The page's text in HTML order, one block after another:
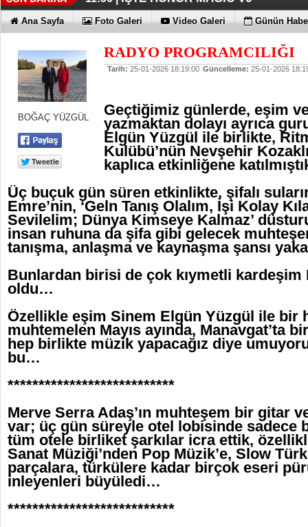
11:53 |TECNO'DA YENİLİKLER VAR
Ana Sayfa Foto Galeri Video Galeri Günün
BOĞAÇ YÜZGÜL
RADYO PROGRAMCILIĞI
Tarih: 25-01-2026 18:19:00 Güncelleme: 25-01-2026
Geçtiğimiz günlerde, eşim
yazmaktan dolayı ayrıca
Elgün Yüzgül ile birlikte,
Kulübü’nün Nevşehir
kaplıca etkinliğene
Üç buçuk gün süren etkinlikte, şifalı
Emre’nin, ‘Geln Tanış Olalım, İşi Kolay
Sevilelim; Dünya Kimseye Kalmaz’
insan ruhuna da şifa gibi gelecek
tanışma, anlaşma ve kaynaşma şansı
Bunlardan birisi de çok kıymetli kardeşim
oldu…
Özellikle eşim Sinem Elgün Yüzgül ile bir
muhtemelen Mayıs ayında, Manavgat’ta
hep birlikte müzik yapacağız diye
bu…
***************************
Merve Serra Adaş’ın muhteşem bir gitar
var; üç gün süreyle otel lobisinde sadece
tüm otele birliket şarkılar icra ettik,
Sanat Müziği’nden Pop Müzik’e, Slow
parçalara, türkülere kadar birçok eseri
inleyenleri büyüledi…
***************************